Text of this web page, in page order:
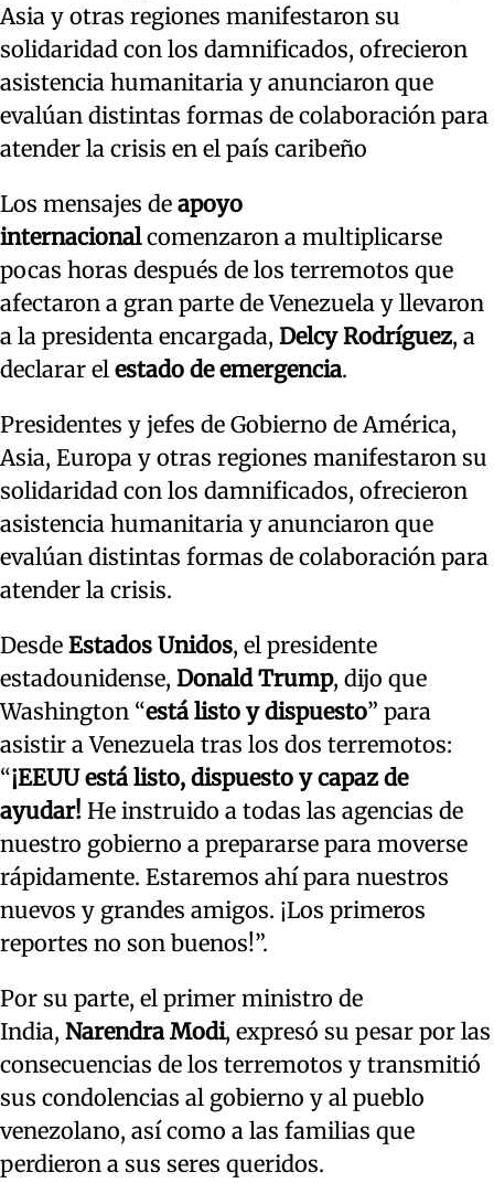
Asia y otras regiones manifestaron su
solidaridad con los damnificados, ofrecieron
asistencia humanitaria y anunciaron que
evalúan distintas formas de colaboración para
atender la crisis en el país caribeño
Los mensajes de apoyo
internacionalcomenzaron a multiplicarse
pocas horas después de los terremotos que
afectaron a gran parte de Venezuela y llevaron
a la presidenta encargada, Delcy Rodríguez, a
declarar el estado de emergencia.
Presidentes y jefes de Gobierno de América,
Asia, Europa y otras regiones manifestaron su
solidaridad con los damnificados, ofrecieron
asistencia humanitaria y anunciaron que
evalúan distintas formas de colaboración para
atender la crisis.
Desde Estados Unidos, el presidente
estadounidense, Donald Trump, dijo que
Washington “está listo y dispuesto” para
asistir a Venezuela tras los dos terremotos:
“¡EEUU está listo, dispuesto y capaz de
ayudar! He instruido a todas las agencias de
nuestro gobierno a prepararse para moverse
rápidamente. Estaremos ahí para nuestros
nuevos y grandes amigos. ¡Los primeros
reportes no son buenos!”.
Por su parte, el primer ministro de
India, Narendra Modi, expresó su pesar por las
consecuencias de los terremotos y transmitió
sus condolencias al gobierno y al pueblo
venezolano, así como a las familias que
perdieron a sus seres queridos.